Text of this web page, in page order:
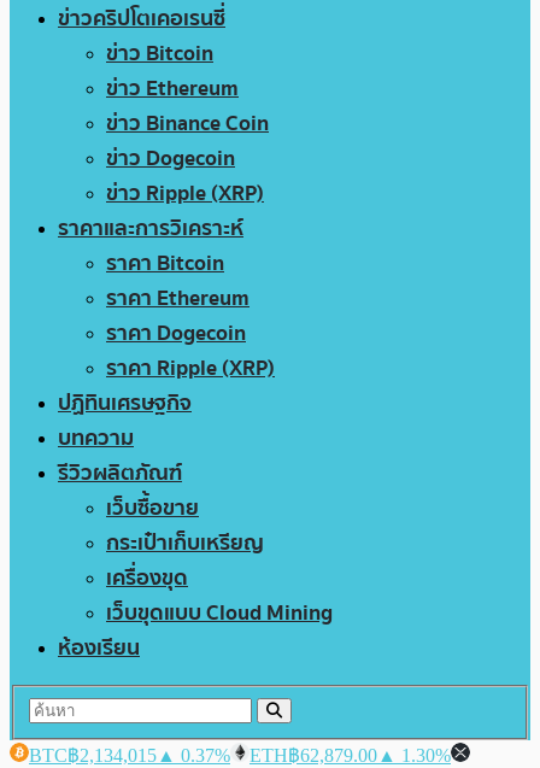
ข่าวคริปโตเคอเรนซี่
ข่าว Bitcoin
ข่าว Ethereum
ข่าว Binance Coin
ข่าว Dogecoin
ข่าว Ripple (XRP)
ราคาและการวิเคราะห์
ราคา Bitcoin
ราคา Ethereum
ราคา Dogecoin
ราคา Ripple (XRP)
ปฏิทินเศรษฐกิจ
บทความ
รีวิวผลิตภัณฑ์
เว็บซื้อขาย
กระเป๋าเก็บเหรียญ
เครื่องขุด
เว็บขุดแบบ Cloud Mining
ห้องเรียน
BTC฿2,134,015 ▲ 0.37% ETH฿62,879.00 ▲ 1.30%